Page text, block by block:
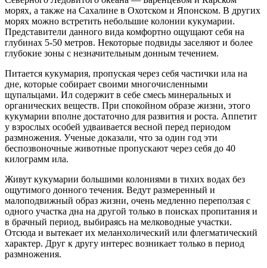
морях, а также на Сахалине в Охотском и Японском. В других
морях можно встретить небольшие колонии кукумарии.
Представители данного вида комфортно ощущают себя на
глубинах 5-50 метров. Некоторые подвиды заселяют и более
глубокие зоны с незначительным донным течением.
Питается кукумария, пропуская через себя частички ила на
дне, которые собирает своими многочисленными
щупальцами. Ил содержит в себе смесь минеральных и
органических веществ. При спокойном образе жизни, этого
кукумарии вполне достаточно для развития и роста. Аппетит
у взрослых особей удваивается весной перед периодом
размножения. Ученые доказали, что за один год эти
беспозвоночные животные пропускают через себя до 40
килограмм ила.
Живут кукумарии большими колониями в тихих водах без
ощутимого донного течения. Ведут размеренный и
малоподвижный образ жизни, очень медленно переползая с
одного участка дна на другой только в поисках пропитания и
в брачный период, выбираясь на мелководные участки.
Отсюда и вытекает их меланхолический или флегматический
характер. Друг к другу интерес возникает только в период
размножения.